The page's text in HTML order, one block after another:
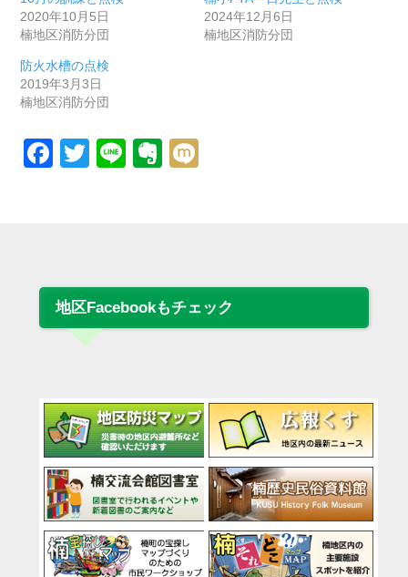
2020年10月5日
楠地区消防分団
2024年12月6日
楠地区消防分団
防火水槽の点検
2019年3月3日
楠地区消防分団
Facebook
Twitter
LineEvernote
地区Facebookもチェック